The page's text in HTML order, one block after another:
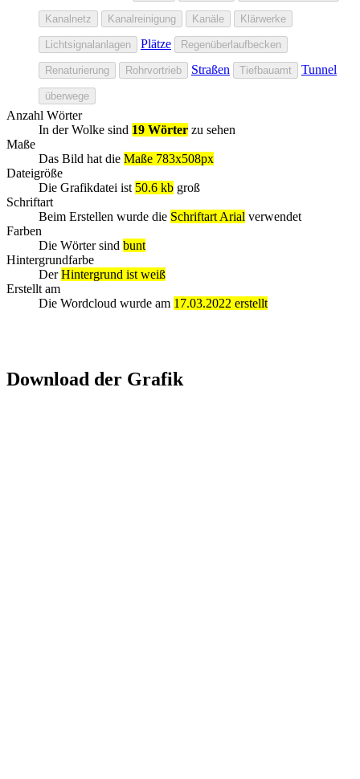
Kanalnetz Kanalreinigung Kanäle Klärwerke
Lichtsignalanlagen Plätze Regenüberlaufbecken
Renaturierung Rohrvortrieb Straßen Tiefbauamt Tunnel
überwege
Anzahl Wörter
In der Wolke sind 19 Wörter zu sehen
Maße
Das Bild hat die Maße 783x508px
Dateigröße
Die Grafikdatei ist 50.6 kb groß
Schriftart
Beim Erstellen wurde die Schriftart Arial verwendet
Farben
Die Wörter sind bunt
Hintergrundfarbe
DerHintergrund ist weiß
Erstellt am
Die Wordcloud wurde am 17.03.2022 erstellt
Download der Grafik